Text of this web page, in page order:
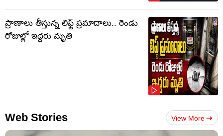
ప్రాణాలు తీస్తున్న లిఫ్ట్‌ ప్రమాదాలు.. రెండు
రోజుల్లో ఇద్దరు మృతి
Web Stories View More